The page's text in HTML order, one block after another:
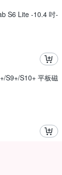
S6 Lite -10.4 吋-
S9+/S10+ 平板磁